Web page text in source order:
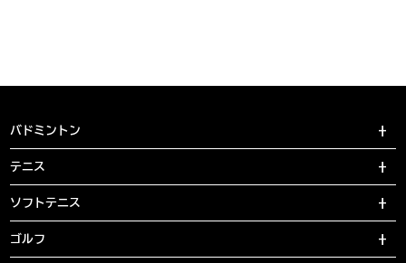
バドミントン
テニス
ソフトテニス
ゴルフ